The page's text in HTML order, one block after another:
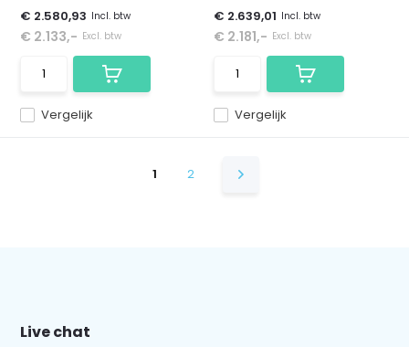
Vergelijk
€ 2.580,93 Incl. btw
€ 2.133,- Excl. btw
Vergelijk
€ 2.639,01 Incl. btw
€ 2.181,- Excl. btw
1 2
Live chat